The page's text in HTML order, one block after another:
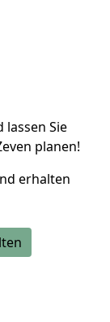
lassen Sie
planen!
erhalten